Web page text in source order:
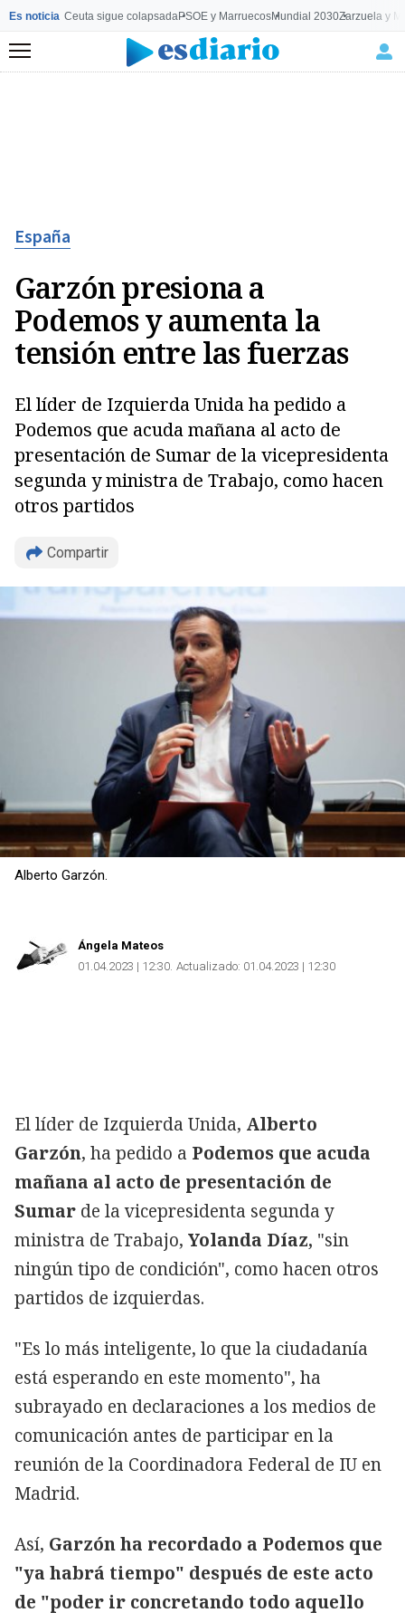
Es noticia Ceuta sigue colapsadaPSOE y MarruecosMundial 2030Zarzuela y
Menú
España
Garzón presiona a
Podemos y aumenta la
tensión entre las fuerzas
El líder de Izquierda Unida ha pedido a
Podemos que acuda mañana al acto de
presentación de Sumar de la vicepresidenta
segunda y ministra de Trabajo, como hacen
otros partidos
Compartir
Alberto Garzón.
Ángela Mateos
01.04.2023 | 12:30 Actualizado: 01.04.2023 | 12:30
El líder de Izquierda Unida, Alberto
Garzón, ha pedido a Podemos que acuda
mañana al acto de presentación de
Sumar de la vicepresidenta segunda y
ministra de Trabajo, Yolanda Díaz, "sin
ningún tipo de condición", como hacen otros
partidos de izquierdas.
"Es lo más inteligente, lo que la ciudadanía
está esperando en este momento", ha
subrayado en declaraciones a los medios de
comunicación antes de participar en la
reunión de la Coordinadora Federal de IU en
Madrid.
Así, Garzón ha recordado a Podemos que
"ya habrá tiempo" después de este acto
de "poder ir concretando todo aquello